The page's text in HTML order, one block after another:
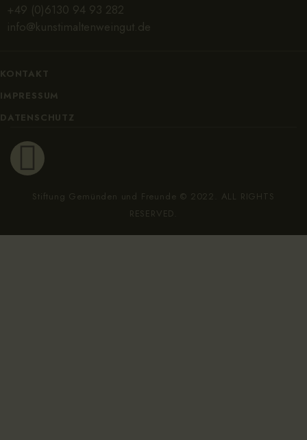
+49 (0)6130 94 93 282
info@kunstimaltenweingut.de
KONTAKT
IMPRESSUM
DATENSCHUTZ
Stiftung Gemünden und Freunde © 2022. ALL RIGHTS
RESERVED.